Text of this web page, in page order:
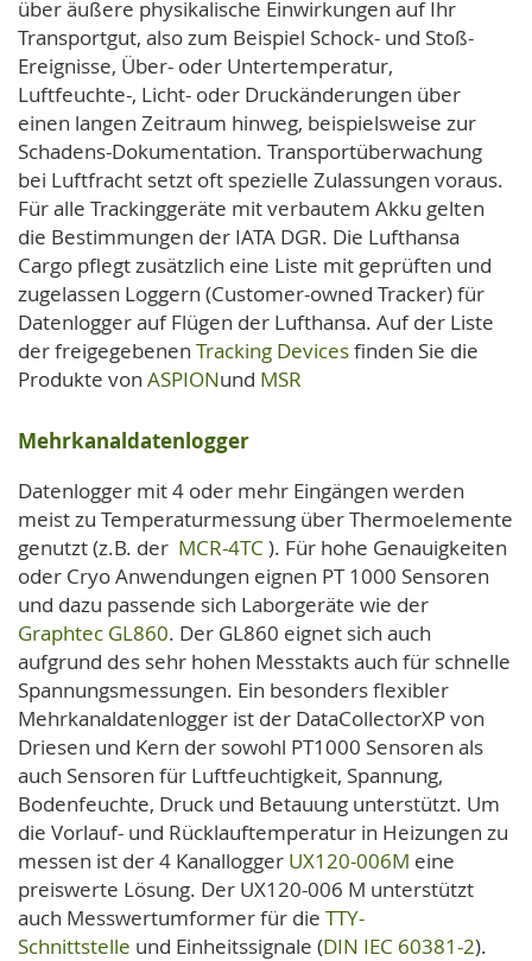
über äußere physikalische Einwirkungen auf Ihr
Transportgut, also zum Beispiel Schock- und Stoß-
Ereignisse, Über- oder Untertemperatur,
Luftfeuchte-, Licht- oder Druckänderungen über
einen langen Zeitraum hinweg, beispielsweise zur
Schadens-Dokumentation. Transportüberwachung
bei Luftfracht setzt oft spezielle Zulassungen voraus.
Für alle Trackinggeräte mit verbautem Akku gelten
die Bestimmungen der IATA DGR. Die Lufthansa
Cargo pflegt zusätzlich eine Liste mit geprüften und
zugelassen Loggern (Customer-owned Tracker) für
Datenlogger auf Flügen der Lufthansa. Auf der Liste
der freigegebenen Tracking Devicesfinden Sie die
Produkte von ASPIONund MSR
Mehrkanaldatenlogger
Datenlogger mit 4 oder mehr Eingängen werden
meist zu Temperaturmessung über Thermoelemente
genutzt (z.B. der MCR-4TC ). Für hohe Genauigkeiten
oder Cryo Anwendungen eignen PT 1000 Sensoren
und dazu passende sich Laborgeräte wie der
Graphtec GL860. Der GL860 eignet sich auch
aufgrund des sehr hohen Messtakts auch für schnelle
Spannungsmessungen. Ein besonders flexibler
Mehrkanaldatenlogger ist der DataCollectorXP von
Driesen und Kern der sowohl PT1000 Sensoren als
auch Sensoren für Luftfeuchtigkeit, Spannung,
Bodenfeuchte, Druck und Betauung unterstützt. Um
die Vorlauf- und Rücklauftemperatur in Heizungen zu
messen ist der 4 Kanallogger UX120-006M eine
preiswerte Lösung. Der UX120-006 M unterstützt
auch Messwertumformer für die TTY-
Schnittstelle und Einheitssignale (DIN IEC 60381-2).